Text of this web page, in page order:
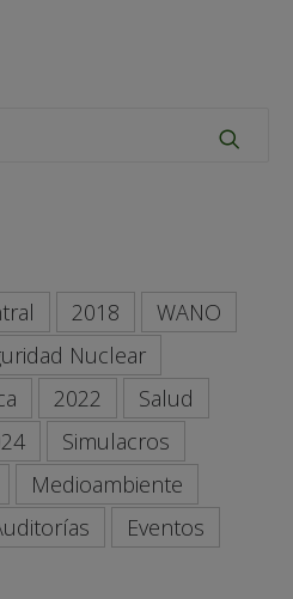
2018
WANO
Nuclear
2022
Salud
Simulacros
Medioambiente
Eventos